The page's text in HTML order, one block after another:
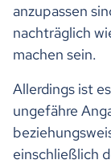
anzupassen
nachträglich
machen sein.
Allerdings ist
ungefähre
einschließlich